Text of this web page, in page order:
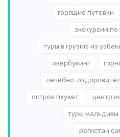
горящие путевки
экскурсии
туры в грузию из
овербукинг
лечебно-
остров пхукет центр
туры мальдивы
регистан